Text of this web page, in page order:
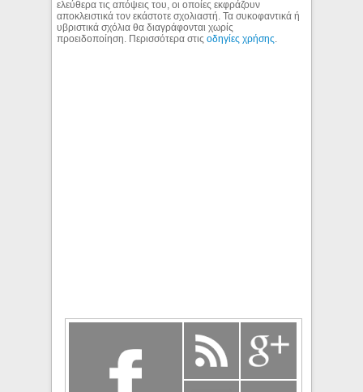
ελεύθερα τις απόψεις του, οι οποίες εκφράζουν
αποκλειστικά τον εκάστοτε σχολιαστή. Τα συκοφαντικά ή
υβριστικά σχόλια θα διαγράφονται χωρίς
προειδοποίηση. Περισσότερα στιςοδηγίες χρήσης